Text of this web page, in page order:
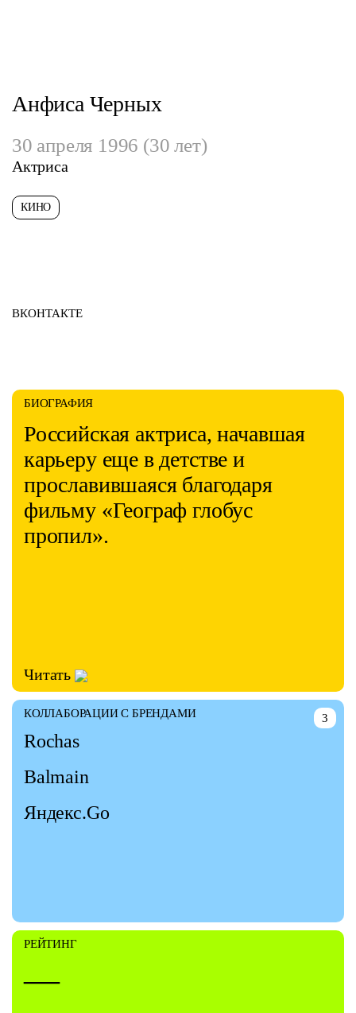
Анфиса Черных
30 апреля 1996 (30 лет)
Актриса
КИНО
ВКОНТАКТЕ
БИОГРАФИЯ
Российская актриса, начавшая
карьеру еще в детстве и
прославившаяся благодаря
фильму «Географ глобус
пропил».
Читать
3
КОЛЛАБОРАЦИИ С БРЕНДАМИ
Rochas
Balmain
Яндекс.Go
РЕЙТИНГ
—